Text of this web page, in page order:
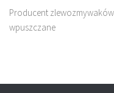
Producent
wpuszczane